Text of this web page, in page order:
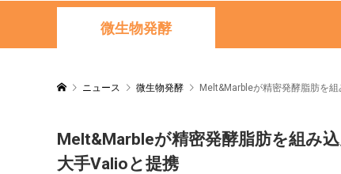
微生物発酵
ニュース 微生物発酵 Melt&Marbleが精密発酵脂肪を
Melt&Marbleが精密発酵脂肪を組み
大手Valioと提携